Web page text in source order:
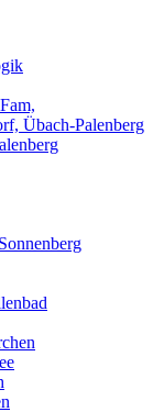
Übach-Palenberg